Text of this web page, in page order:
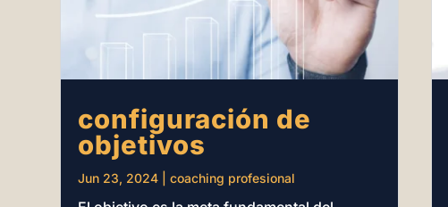
configuración de
objetivos
Jun 23, 2024 |coaching profesional